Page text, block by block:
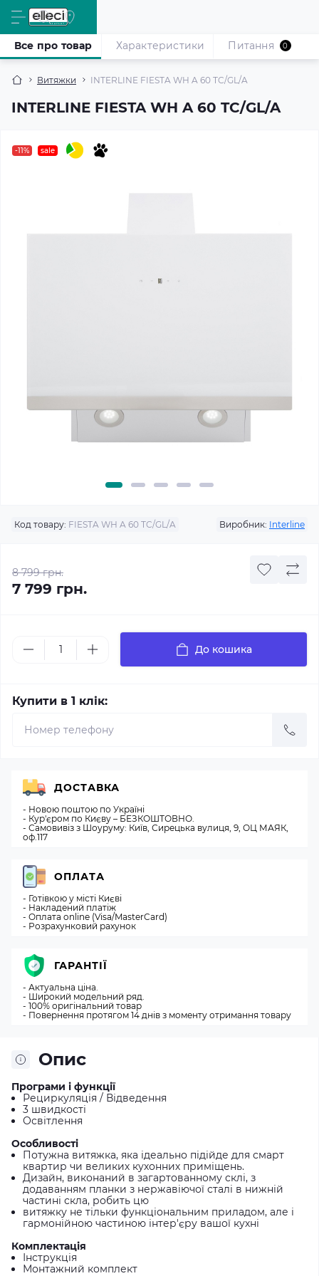
Витяжки INTERLINE FIESTA WH A 60 TC/GL/A
INTERLINE FIESTA WH A 60 TC/GL/A
Все про товар Характеристики Питання 0
-11% sale
Код товару: FIESTA WH A 60 TC/GL/A Виробник: Interline
8 799 грн.
7 799 грн.
До кошика
Купити в 1 клік:
Опис
Програми і функції
Рециркуляція / Відведення
3 швидкості
Освітлення
Особливості
Потужна витяжка, яка ідеально підійде для смарт
квартир чи великих кухонних приміщень.
Дизайн, виконаний в загартованному склі, з
додаванням планки з нержавіючої сталі в нижній
частині скла, робить цю
витяжку не тільки функціональним приладом, але і
гармонійною частиною інтер'єру вашої кухні
Комплектація
Інструкція
Монтажний комплект
ДОСТАВКА
- Новою поштою по Україні
- Кур'єром по Києву – БЕЗКОШТОВНО.
- Самовивіз з Шоуруму: Київ, Сирецька вулиця, 9, ОЦ МАЯК,
оф.117
ОПЛАТА
- Готівкою у місті Києві
- Накладений платіж
- Оплата online (Visa/MasterCard)
- Розрахунковий рахунок
ГАРАНТІЇ
- Актуальна ціна.
- Широкий модельний ряд.
- 100% оригінальний товар
- Повернення протягом 14 днів з моменту отримання товару